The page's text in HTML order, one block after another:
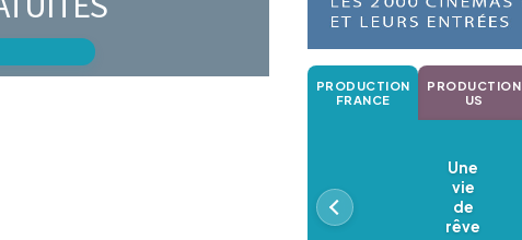
PRODUCTION
FRANCE
PRODUCTION
US
Une
vie
de
rêve